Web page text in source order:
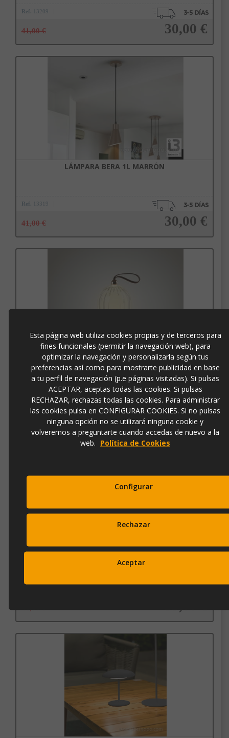
Ref. 13209
41,00 € 30,00 €
Añadir a la cesta
LÁMPARA BERA 1L MARRÓN
Ref. 13319
41,00 € 30,00 €
SOBREMESA CHIQUI VERDE CON BATERÍA
45,00 € 33,00 €
SOBREMESA SARDINIA BLANCA 30 BATERÍA
(15X15X28)
35,00 €
Esta página web utiliza cookies propias y de terceros para
fines funcionales (permitir la navegación web), para
optimizar la navegación y personalizarla según tus
preferencias así como para mostrarte publicidad en base
a tu perfil de navegación (p.e páginas visitadas). Si pulsas
ACEPTAR, aceptas todas las cookies. Si pulsas
RECHAZAR, rechazas todas las cookies. Para administrar
las cookies pulsa en CONFIGURAR COOKIES. Si no pulsas
ninguna opción no se utilizará ninguna cookie y
volveremos a preguntarte cuando accedas de nuevo a la
web. Política de Cookies
Configurar
Rechazar
Aceptar